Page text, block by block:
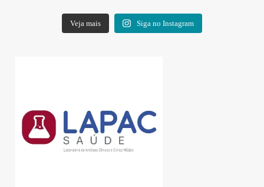
Veja mais Siga no Instagram